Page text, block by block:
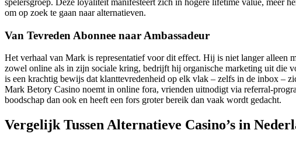
om op zoek te gaan naar alternatieven.
Van Tevreden Abonnee naar Ambassadeur
Het verhaal van Mark is representatief voor dit effect. Hij is niet langer alleen
zowel online als in zijn sociale kring, bedrijft hij organische marketing uit die
is een krachtig bewijs dat klanttevredenheid op elk vlak – zelfs in de inbox –
Mark Betory Casino noemt in online fora, vrienden uitnodigt via referral-
boodschap dan ook en heeft een fors groter bereik dan vaak wordt gedacht.
Vergelijk Tussen Alternatieve Casino’s in